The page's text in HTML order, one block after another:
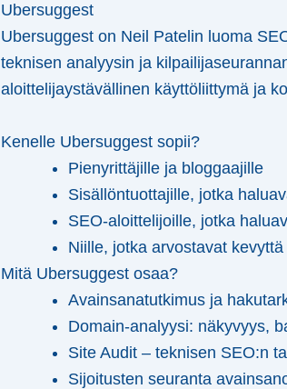
Ubersuggest
Ubersuggest on Neil Patelin luoma
teknisen analyysin ja
aloittelijaystävällinen käyttöliittymä ja
Kenelle Ubersuggest sopii?
Pienyrittäjille ja bloggaajille
Sisällöntuottajille, jotka
SEO-aloittelijoille, jotka
Niille, jotka arvostavat
Mitä Ubersuggest osaa?
Avainsanatutkimus ja
Domain-analyysi: näkyvyys,
Site Audit – teknisen SEO:n
Sijoitusten seuranta